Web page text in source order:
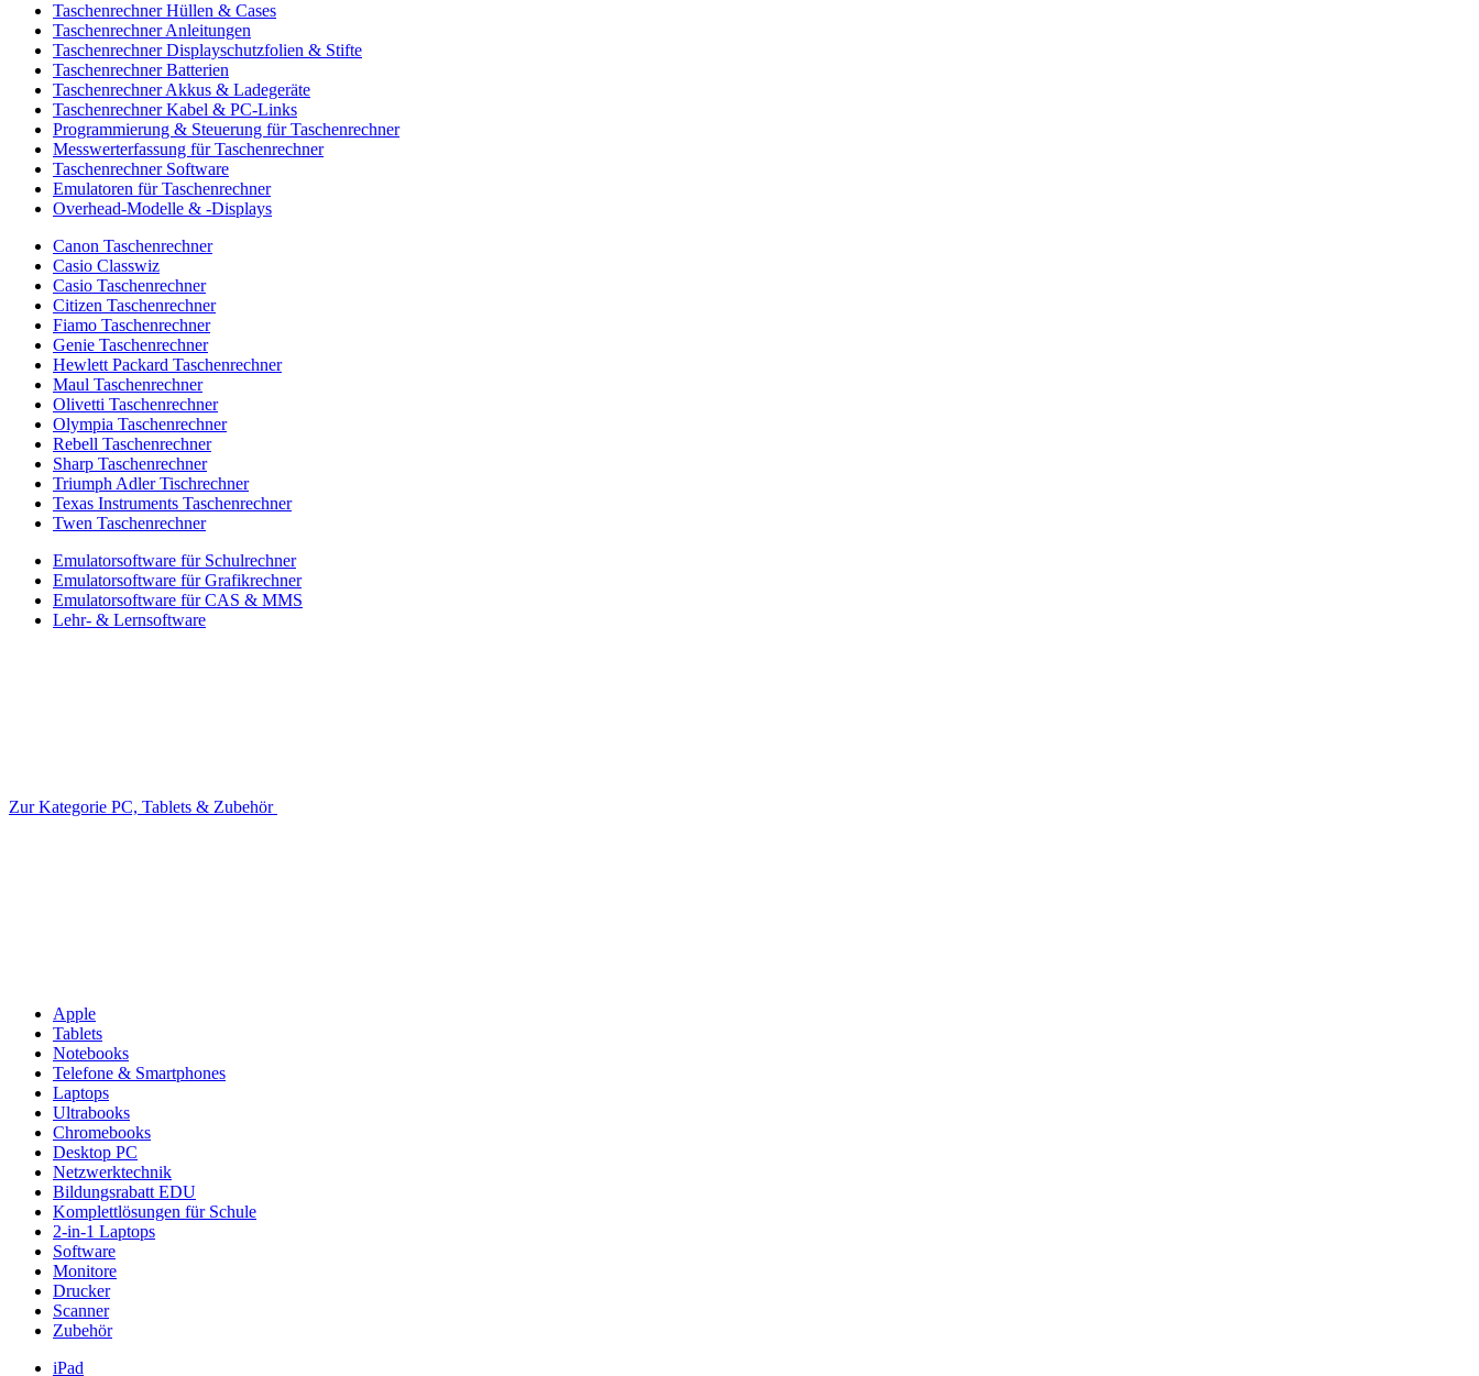
Taschenrechner Hüllen & Cases
Taschenrechner Anleitungen
Taschenrechner Displayschutzfolien & Stifte
Taschenrechner Batterien
Taschenrechner Akkus & Ladegeräte
Taschenrechner Kabel & PC-Links
Programmierung & Steuerung für Taschenrechner
Messwerterfassung für Taschenrechner
Taschenrechner Software
Emulatoren für Taschenrechner
Overhead-Modelle & -Displays
Canon Taschenrechner
Casio Classwiz
Casio Taschenrechner
Citizen Taschenrechner
Fiamo Taschenrechner
Genie Taschenrechner
Hewlett Packard Taschenrechner
Maul Taschenrechner
Olivetti Taschenrechner
Olympia Taschenrechner
Rebell Taschenrechner
Sharp Taschenrechner
Triumph Adler Tischrechner
Texas Instruments Taschenrechner
Twen Taschenrechner
Emulatorsoftware für Schulrechner
Emulatorsoftware für Grafikrechner
Emulatorsoftware für CAS & MMS
Lehr- & Lernsoftware
Zur Kategorie PC, Tablets & Zubehör
Apple
Tablets
Notebooks
Telefone & Smartphones
Laptops
Ultrabooks
Chromebooks
Desktop PC
Netzwerktechnik
Bildungsrabatt EDU
Komplettlösungen für Schule
2-in-1 Laptops
Software
Monitore
Drucker
Scanner
Zubehör
iPad